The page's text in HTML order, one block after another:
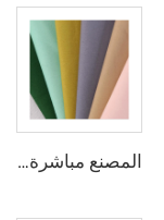
المصنع مباشرة قماش غاباردين بوليستر / غاباردين تويل لملابس العمل والزي الرسمي والملابس الطبية